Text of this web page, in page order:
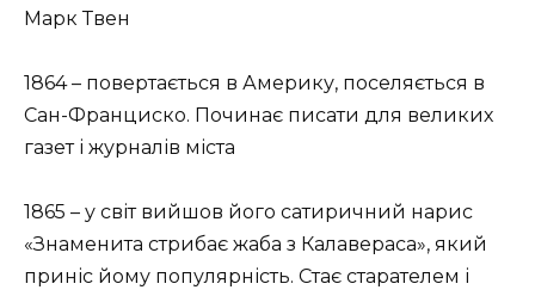
Марк Твен
1864 – повертається в Америку, поселяється в
Сан-Франциско. Починає писати для великих
газет і журналів міста
1865 – у світ вийшов його сатиричний нарис
«Знаменита стрибає жаба з Калавераса», який
приніс йому популярність. Стає старателем і